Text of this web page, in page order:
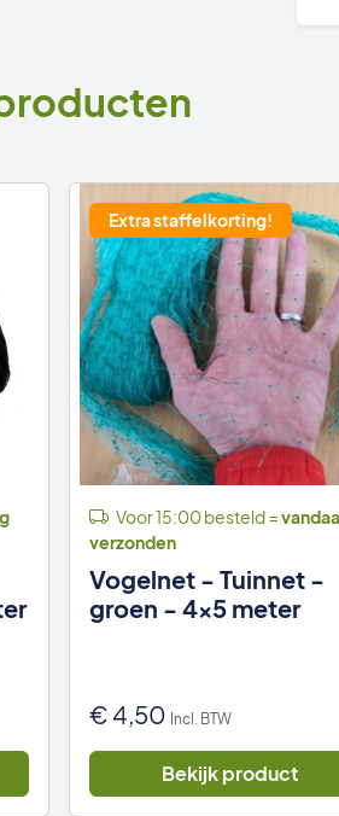
Extra staffelkorting!
Voor 15:00 besteld =
verzonden
Vogelnet - Tuinnet -
groen - 4x5 meter
€ 4,50 Incl. BTW
Bekijk product